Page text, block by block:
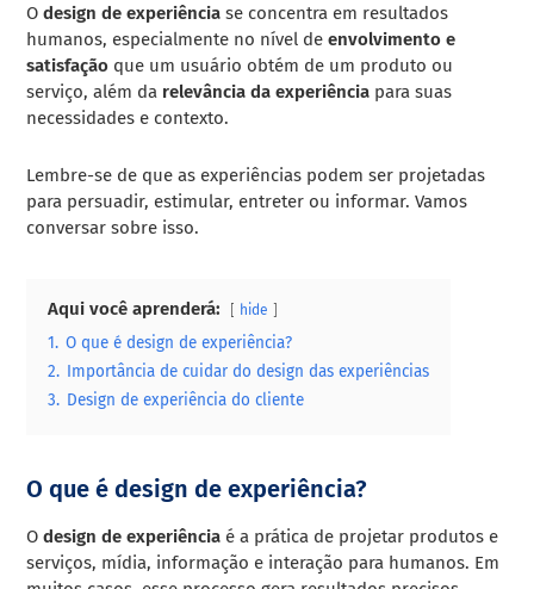
Odesign de experiência se concentra em resultados
humanos, especialmente no nível deenvolvimento e
satisfação que um usuário obtém de um produto ou
serviço, além da relevância da experiência para suas
necessidades e contexto.
Lembre-se de que as experiências podem ser projetadas
para persuadir, estimular, entreter ou informar. Vamos
conversar sobre isso.
Aqui você aprenderá: hide
1. O que é design de experiência?
2. Importância de cuidar do design das experiências
3. Design de experiência do cliente
O que é design de experiência?
Odesign de experiência é a prática de projetar produtos e
serviços, mídia, informação e interação para humanos. Em